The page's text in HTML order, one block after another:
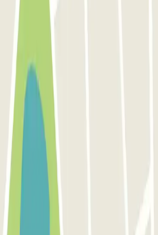
en Barcelona
Barcelona
Madrid Barajas
de Barcelona